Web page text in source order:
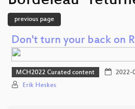
previous page
Don't turn your back on
MCH2022 Curated content 2022-
Erik Heskes